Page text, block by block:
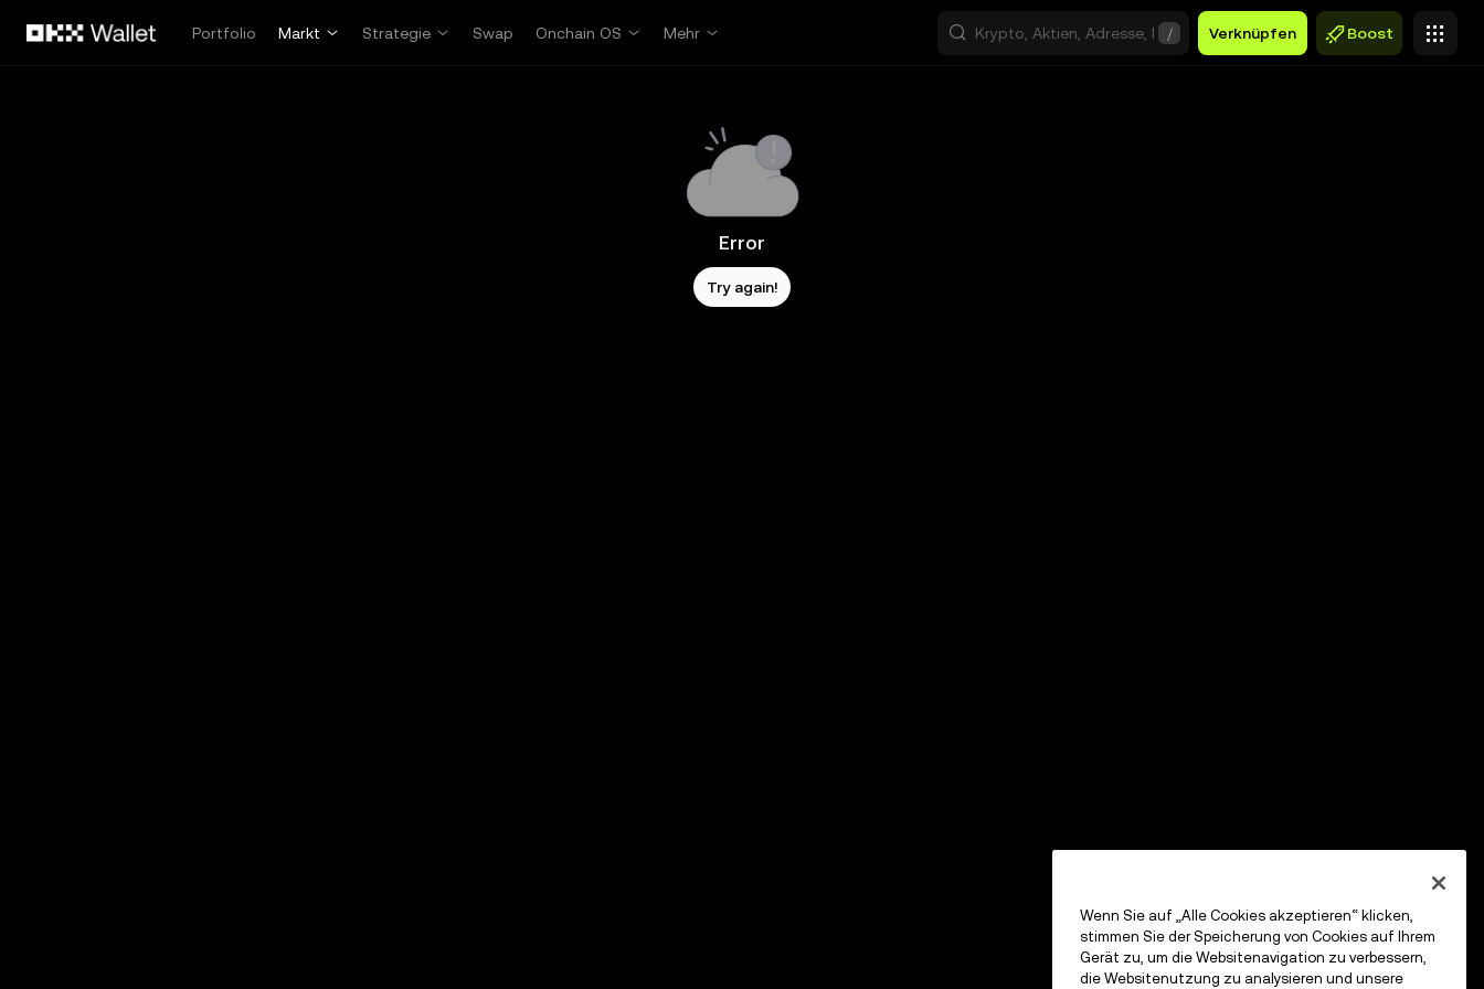
Portfolio
Markt Strategie Swap Onchain OS Mehr / Verknüpfen Boost
Error
Try again!
Wenn Sie auf „Alle Cookies akzeptieren“ klicken,
stimmen Sie der Speicherung von Cookies auf Ihrem
Gerät zu, um die Websitenavigation zu verbessern,
die Websitenutzung zu analysieren und unsere